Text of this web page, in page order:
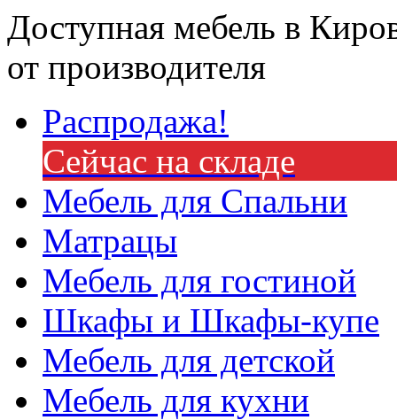
Доступная мебель в
от производителя
Распродажа!
Сейчас на складе
Мебель для Спальни
Матрацы
Мебель для гостиной
Шкафы и Шкафы-купе
Мебель для детской
Мебель для кухни